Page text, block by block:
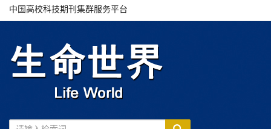
中国高校科技期刊集群服务平台